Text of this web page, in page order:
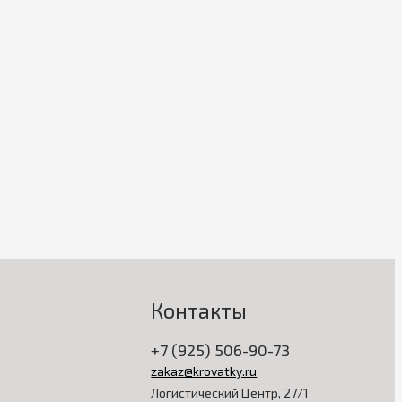
Контакты
+7 (925) 506-90-73
zakaz@krovatky.ru
Логистический Центр, 27/1